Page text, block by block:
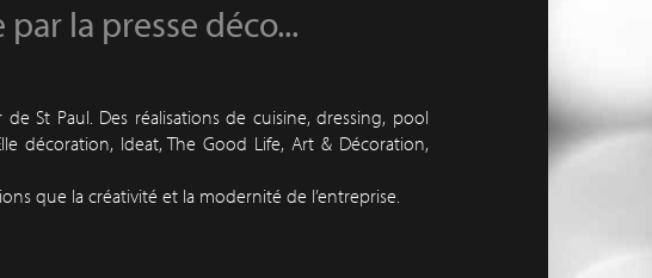
la presse déco...
St Paul. Des réalisations de cuisine, dressing, pool
décoration, Ideat, The Good Life, Art & Décoration,
que la créativité et la modernité de l’entreprise.